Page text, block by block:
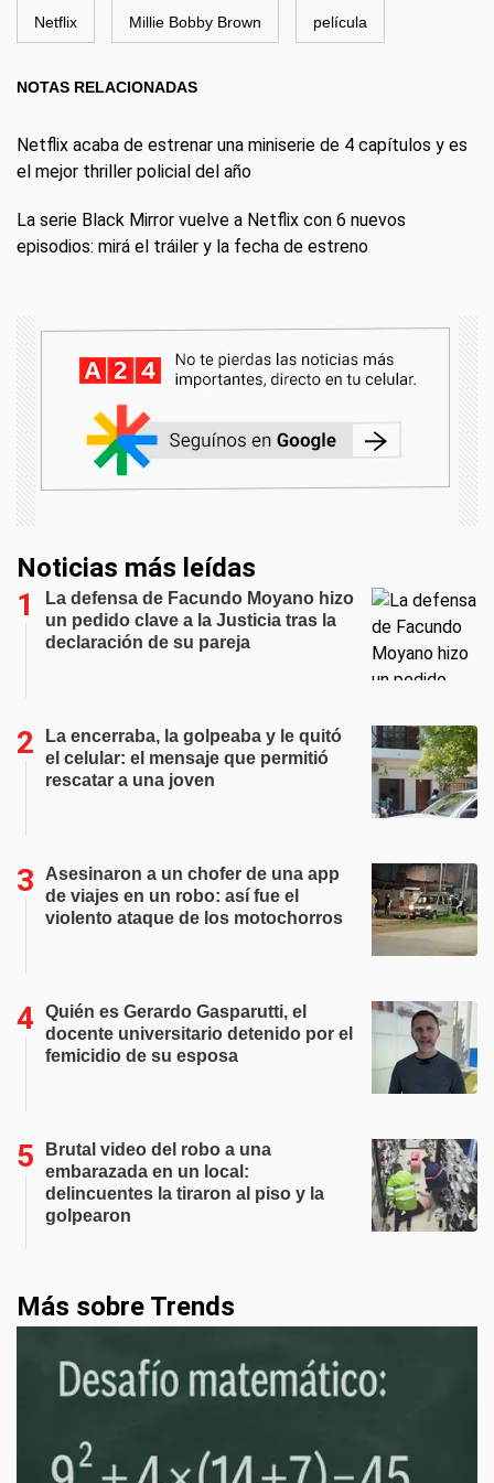
Netflix Millie Bobby Brown película
NOTAS RELACIONADAS
Netflix acaba de estrenar una miniserie de 4 capítulos y es
el mejor thriller policial del año
La serie Black Mirror vuelve a Netflix con 6 nuevos
episodios: mirá el tráiler y la fecha de estreno
Noticias más leídas
La defensa de Facundo Moyano hizo
un pedido clave a la Justicia tras la
declaración de su pareja
La encerraba, la golpeaba y le quitó
el celular: el mensaje que permitió
rescatar a una joven
Asesinaron a un chofer de una app
de viajes en un robo: así fue el
violento ataque de los motochorros
Quién es Gerardo Gasparutti, el
docente universitario detenido por el
femicidio de su esposa
Brutal video del robo a una
embarazada en un local:
delincuentes la tiraron al piso y la
golpearon
Más sobre Trends